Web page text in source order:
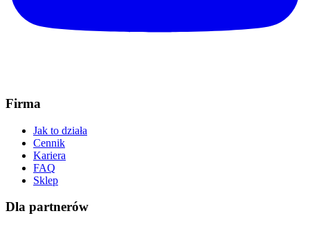
Firma
Jak to działa
Cennik
Kariera
FAQ
Sklep
Dla partnerów